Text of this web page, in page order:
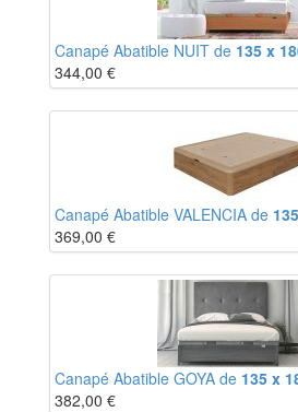
Canapé Abatible NUIT de 135 x
344,00 €
Canapé Abatible VALENCIA de
369,00 €
Canapé Abatible GOYA de 135 x
382,00 €